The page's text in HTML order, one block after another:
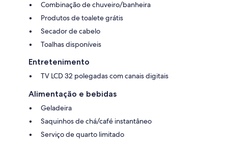
Combinação de chuveiro/banheira
Produtos de toalete grátis
Secador de cabelo
Toalhas disponíveis
Entretenimento
TV LCD 32 polegadas com canais digitais
Alimentação e bebidas
Geladeira
Saquinhos de chá/café instantâneo
Serviço de quarto limitado